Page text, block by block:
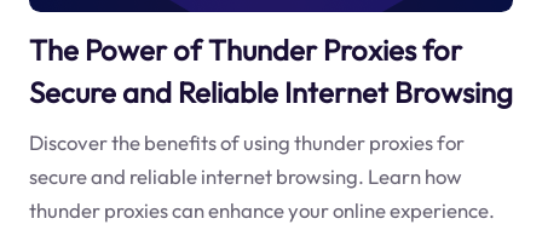
The Power of Thunder Proxies for
Secure and Reliable Internet Browsing
Discover the benefits of using thunder proxies for
secure and reliable internet browsing. Learn how
thunder proxies can enhance your online experience.